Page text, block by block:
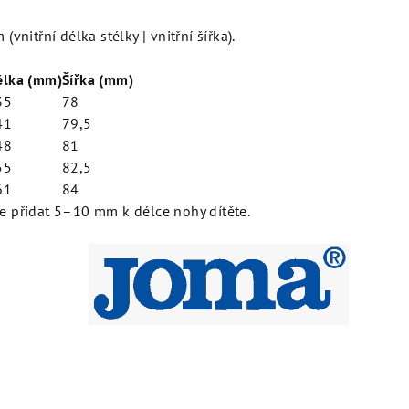
(vnitřní délka stélky | vnitřní šířka).
(mm)Šířka (mm)
78
79,5
81
82,5
84
přidat 5–10 mm k délce nohy dítěte.